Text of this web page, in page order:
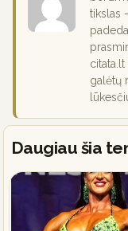
tikslas
galėtų
Daugiau šia